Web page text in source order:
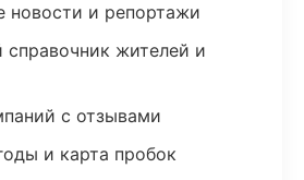
новости и репортажи
справочник жителей и
с отзывами
и карта пробок